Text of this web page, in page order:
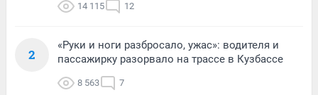
14 115 12
2
«Руки и ноги разбросало, ужас»: водителя и
пассажирку разорвало на трассе в Кузбассе
8 563 7